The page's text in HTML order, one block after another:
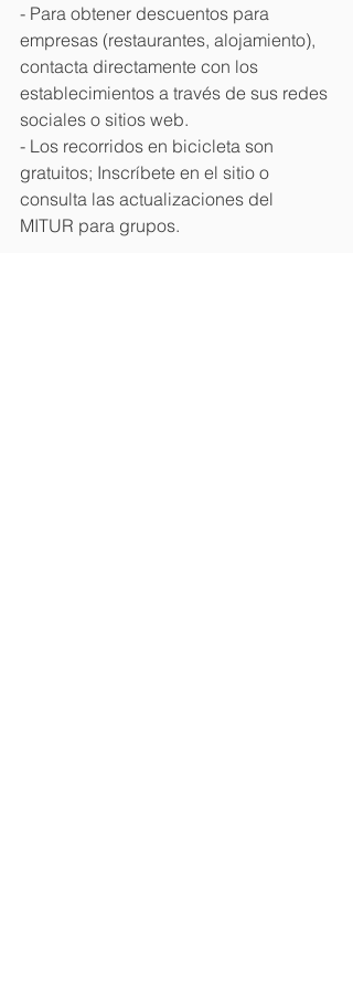
- Para obtener descuentos para
empresas (restaurantes, alojamiento),
contacta directamente con los
establecimientos a través de sus redes
sociales o sitios web.
- Los recorridos en bicicleta son
gratuitos; Inscríbete en el sitio o
consulta las actualizaciones del
MITUR para grupos.